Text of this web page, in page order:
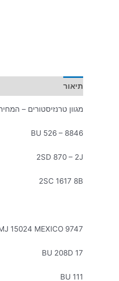
תיאור
מגוון טרנזיסטורים –
BU 526 – 8846
2SD 870 – 2J
2SC 1617 8B
9747 MJ 15024 MEXICO
BU 208D 17
BU 111